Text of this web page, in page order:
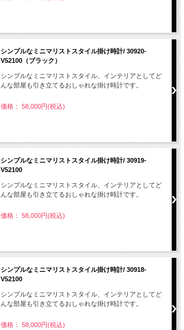
シンプルなミニマリストスタイル掛け時計/ 30920-
V52100（ブラック）
シンプルなミニマリストスタイル、インテリアとしてど
んな部屋も引き立てるおしゃれな掛け時計です。
価格： 58,000円(税込)
シンプルなミニマリストスタイル掛け時計/ 30919-
V52100
シンプルなミニマリストスタイル、インテリアとしてど
んな部屋も引き立てるおしゃれな掛け時計です。
価格： 58,000円(税込)
シンプルなミニマリストスタイル掛け時計/ 30918-
V52100
シンプルなミニマリストスタイル、インテリアとしてど
んな部屋も引き立てるおしゃれな掛け時計です。
価格： 58,000円(税込)